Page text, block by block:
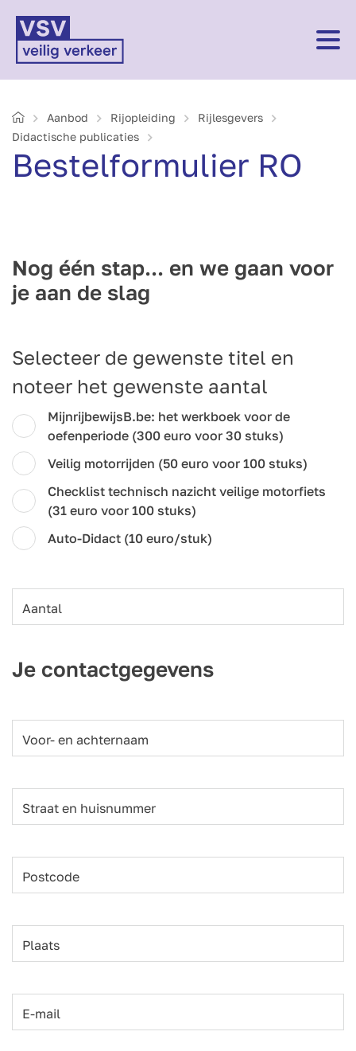
HomeAanbod Rijopleiding
Rijlesgevers
Didactische publicaties
Bestelformulier RO
Nog één stap... en we gaan voor
je aan de slag
Selecteer de gewenste titel en
noteer het gewenste aantal
MijnrijbewijsB.be: het werkboek voor de
oefenperiode (300 euro voor 30 stuks)
Veilig motorrijden (50 euro voor 100 stuks)
Checklist technisch nazicht veilige motorfiets
(31 euro voor 100 stuks)
Auto-Didact (10 euro/stuk)
Aantal
Je contactgegevens
Voor- en achternaam
Straat en huisnummer
Postcode
Plaats
E-mail